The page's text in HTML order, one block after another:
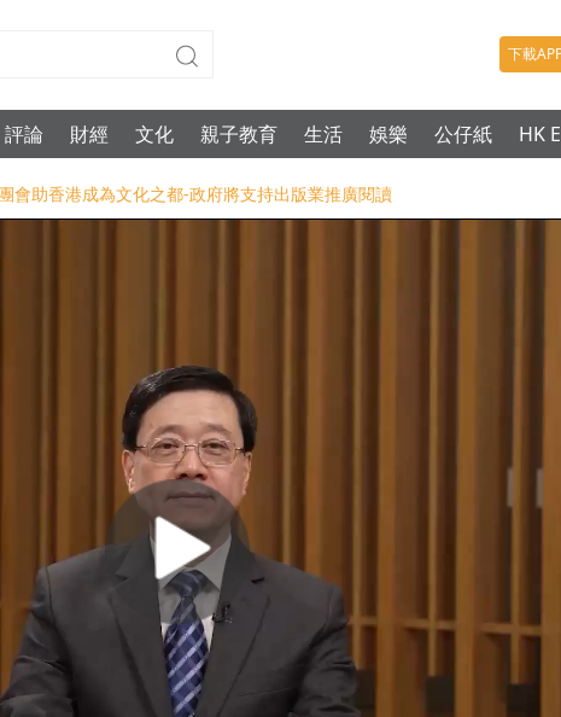
下載
評論 財經 文化 親子教育 生活 娛樂 公仔紙 HK
會助香港成為文化之都-政府將支持出版業推廣閱讀